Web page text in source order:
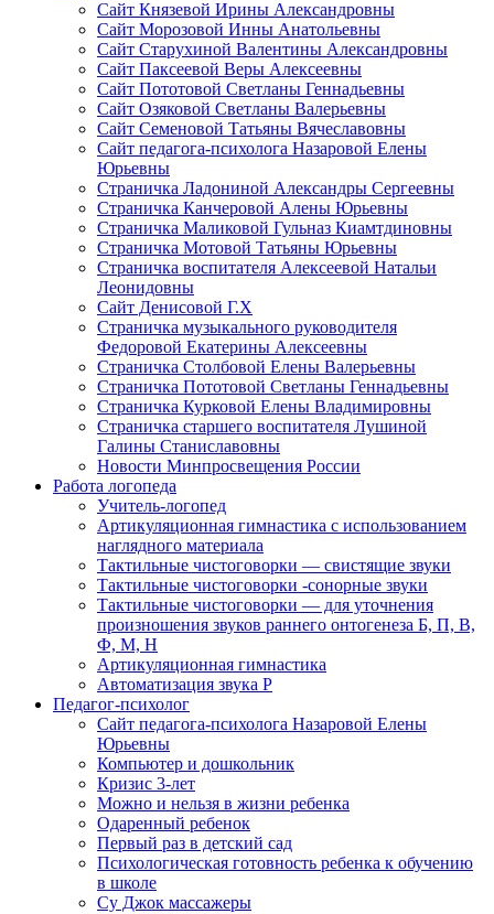
Сайт Князевой Ирины Александровны
Сайт Морозовой Инны Анатольевны
Сайт Старухиной Валентины Александровны
Сайт Паксеевой Веры Алексеевны
Сайт Пототовой Светланы Геннадьевны
Сайт Озяковой Светланы Валерьевны
Сайт Семеновой Татьяны Вячеславовны
Сайт педагога-психолога Назаровой Елены
Юрьевны
Страничка Ладониной Александры Сергеевны
Страничка Канчеровой Алены Юрьевны
Страничка Маликовой Гульназ Киамтдиновны
Страничка Мотовой Татьяны Юрьевны
Cтраничка воспитателя Алексеевой Натальи
Леонидовны
Сайт Денисовой Г.Х
Страничка музыкального руководителя
Федоровой Екатерины Алексеевны
Страничка Столбовой Елены Валерьевны
Страничка Пототовой Светланы Геннадьевны
Страничка Курковой Елены Владимировны
Страничка старшего воспитателя Лушиной
Галины Станиславовны
Новости Минпросвещения России
Работа логопеда
Учитель-логопед
Артикуляционная гимнастика с использованием
наглядного материала
Тактильные чистоговорки — свистящие звуки
Тактильные чистоговорки -сонорные звуки
Тактильные чистоговорки — для уточнения
произношения звуков раннего онтогенеза Б, П, В,
Ф, М, Н
Артикуляционная гимнастика
Автоматизация звука Р
Педагог-психолог
Сайт педагога-психолога Назаровой Елены
Юрьевны
Компьютер и дошкольник
Кризис 3-лет
Можно и нельзя в жизни ребенка
Одаренный ребенок
Первый раз в детский сад
Психологическая готовность ребенка к обучению
в школе
Су Джок массажеры